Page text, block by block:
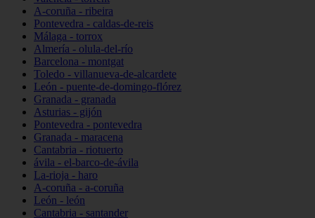
A-coruña - ribeira
Pontevedra - caldas-de-reis
Málaga - torrox
Almería - olula-del-río
Barcelona - montgat
Toledo - villanueva-de-alcardete
León - puente-de-domingo-flórez
Granada - granada
Asturias - gijón
Pontevedra - pontevedra
Granada - maracena
Cantabria - riotuerto
ávila - el-barco-de-ávila
La-rioja - haro
A-coruña - a-coruña
León - león
Cantabria - santander